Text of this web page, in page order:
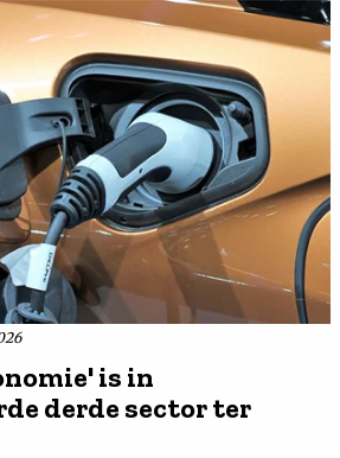
is in
derde sector ter